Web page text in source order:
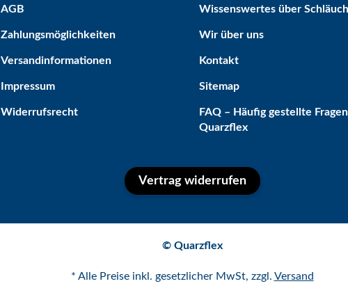
AGB
Zahlungsmöglichkeiten
Versandinformationen
Impressum
Widerrufsrecht
Wissenswertes über
Wir über uns
Kontakt
Sitemap
FAQ – Häufig gestellte
Quarzflex
Vertrag widerrufen
© Quarzflex
* Alle Preise inkl. gesetzlicher MwSt, zzgl. Versand